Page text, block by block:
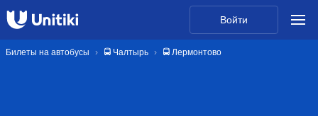
Войти
Билеты на автобусы 🚍 Чалтырь 🚍 Лермонтово